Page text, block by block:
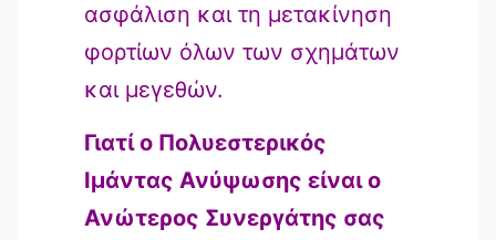
ασφάλιση και τη μετακίνηση
φορτίων όλων των σχημάτων
και μεγεθών.
Γιατί ο Πολυεστερικός
Ιμάντας Ανύψωσης είναι ο
Ανώτερος Συνεργάτης σας